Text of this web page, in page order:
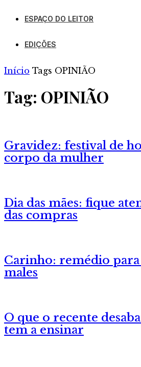
ESPAÇO DO LEITOR
EDIÇÕES
Início Tags OPINIÃO
Tag: OPINIÃO
Gravidez: festival de
corpo da mulher
Dia das mães: fique
das compras
Carinho: remédio para
males
O que o recente
tem a ensinar